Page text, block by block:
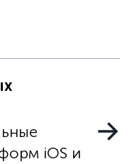
iOS и